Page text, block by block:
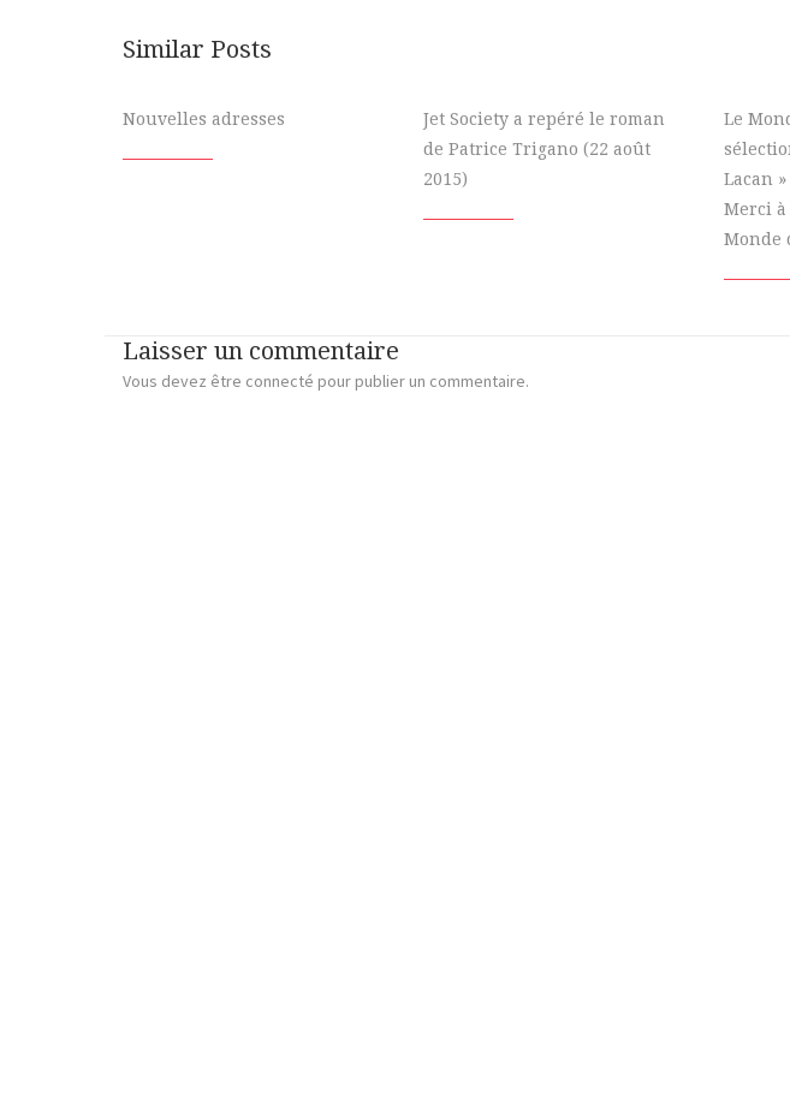
Similar Posts
Nouvelles adresses
Jet Society a repéré le roman
de Patrice Trigano (22 août
2015)
Le
Lacan
Merci à
Monde
Laisser un commentaire
Vous devez être connecté pour publier un commentaire.